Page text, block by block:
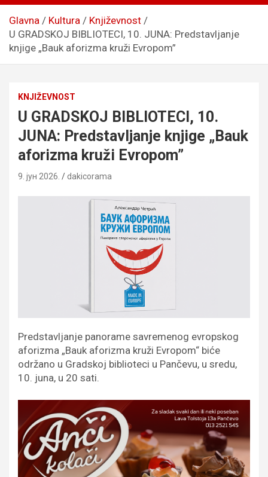
Glavna Kultura
Književnost
U GRADSKOJ BIBLIOTECI, 10. JUNA: Predstavljanje
knjige „Bauk aforizma kruži Evropom”
KNJIŽEVNOST
U GRADSKOJ BIBLIOTECI, 10.
JUNA: Predstavljanje knjige „Bauk
aforizma kruži Evropom”
9. јун 2026. dakicorama
Predstavljanje panorame savremenog evropskog
aforizma „Bauk aforizma kruži Evropom“ biće
održano u Gradskoj biblioteci u Pančevu, u sredu,
10. juna, u 20 sati.